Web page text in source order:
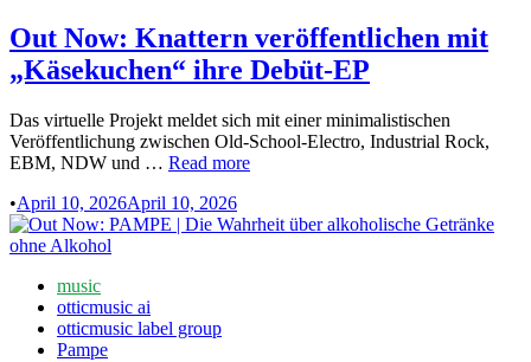
Out Now: Knattern veröffentlichen mit
„Käsekuchen“ ihre Debüt-EP
Das virtuelle Projekt meldet sich mit einer minimalistischen
Veröffentlichung zwischen Old-School-Electro, Industrial Rock,
EBM, NDW und … Out
Knattern
veröffentlichen
EP
Read more
•April 10, 2026April 10, 2026
Postedmusic
otticmusic ai
otticmusic label group
Pampe